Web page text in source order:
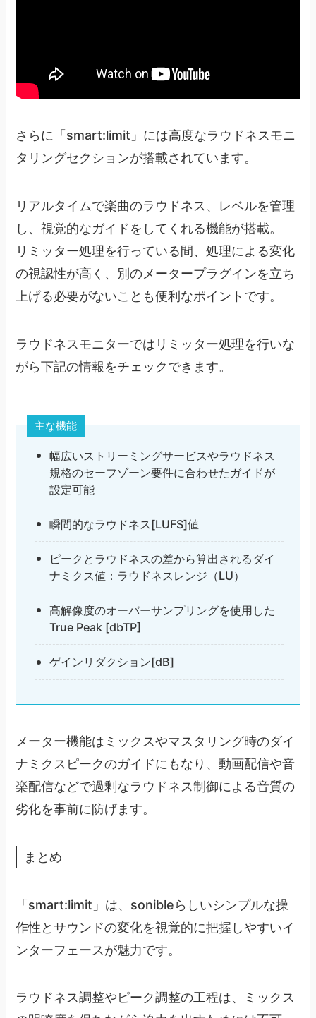
さらに「smart:limit」には高度なラウドネスモニ
タリングセクションが搭載されています。
リアルタイムで楽曲のラウドネス、レベルを管理
し、視覚的なガイドをしてくれる機能が搭載。
リミッター処理を行っている間、処理による変化
の視認性が高く、別のメータープラグインを立ち
上げる必要がないことも便利なポイントです。
ラウドネスモニターではリミッター処理を行いな
がら下記の情報をチェックできます。
主な機能
幅広いストリーミングサービスやラウドネス
規格のセーフゾーン要件に合わせたガイドが
設定可能
瞬間的なラウドネス[LUFS]値
ピークとラウドネスの差から算出されるダイ
ナミクス値：ラウドネスレンジ（LU）
高解像度のオーバーサンプリングを使用した
True Peak [dbTP]
ゲインリダクション[dB]
メーター機能はミックスやマスタリング時のダイ
ナミクスピークのガイドにもなり、動画配信や音
楽配信などで過剰なラウドネス制御による音質の
劣化を事前に防げます。
まとめ
「smart:limit」は、sonibleらしいシンプルな操
作性とサウンドの変化を視覚的に把握しやすいイ
ンターフェースが魅力です。
ラウドネス調整やピーク調整の工程は、ミックス